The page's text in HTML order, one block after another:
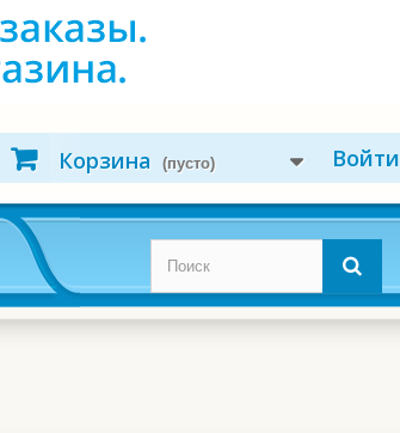
Войти
Корзина (пусто)